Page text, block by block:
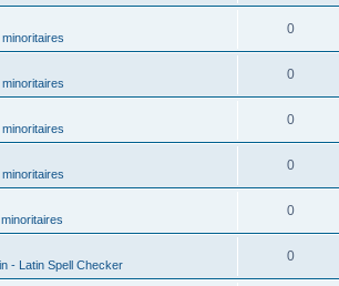
0
0
0
0
0
- Latin Spell Checker
0